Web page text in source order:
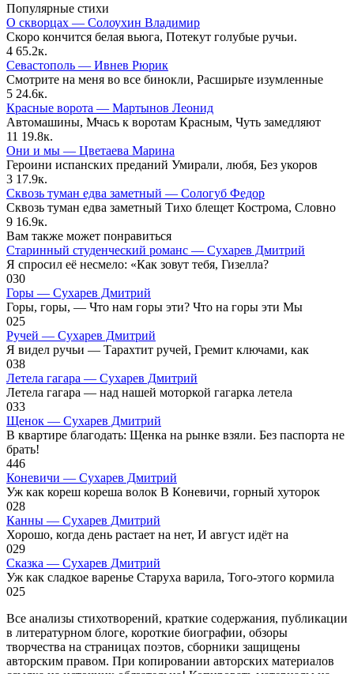
Популярные стихи
О скворцах — Солоухин Владимир
Скоро кончится белая вьюга, Потекут голубые ручьи.
4 65.2к.
Севастополь — Ивнев Рюрик
Смотрите на меня во все бинокли, Расширьте изумленные
5 24.6к.
Красные ворота — Мартынов Леонид
Автомашины, Мчась к воротам Красным, Чуть замедляют
11 19.8к.
Они и мы — Цветаева Марина
Героини испанских преданий Умирали, любя, Без укоров
3 17.9к.
Сквозь туман едва заметный — Сологуб Федор
Сквозь туман едва заметный Тихо блещет Кострома, Словно
9 16.9к.
Вам также может понравиться
Старинный студенческий романс — Сухарев Дмитрий
Я спросил её несмело: «Как зовут тебя, Гизелла?
030
Горы — Сухарев Дмитрий
Горы, горы, — Что нам горы эти? Что на горы эти Мы
025
Ручей — Сухарев Дмитрий
Я видел ручьи — Тарахтит ручей, Гремит ключами, как
038
Летела гагара — Сухарев Дмитрий
Летела гагара — над нашей моторкой гагарка летела
033
Щенок — Сухарев Дмитрий
В квартире благодать: Щенка на рынке взяли. Без паспорта не
брать!
446
Коневичи — Сухарев Дмитрий
Уж как кореш кореша волок В Кoневичи, горный хуторок
028
Канны — Сухарев Дмитрий
Хорошо, когда день растает на нет, И август идёт на
029
Сказка — Сухарев Дмитрий
Уж как сладкое варенье Старуха варила, Того-этого кормила
025
Все анализы стихотворений, краткие содержания, публикации
в литературном блоге, короткие биографии, обзоры
творчества на страницах поэтов, сборники защищены
авторским правом. При копировании авторских материалов